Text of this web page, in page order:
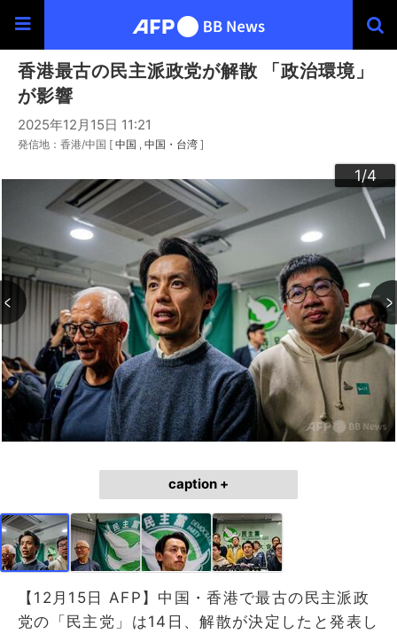
香港最古の民主派政党が解散 「政治環境」
が影響
2025年12月15日 11:21
発信地：香港/中国 [ 中国 中国・台湾 ]
1/4
2/4
3/4
4/4
caption +
【12月15日 AFP】中国・香港で最古の民主派政
党の「民主党」は14日、解散が決定したと発表し